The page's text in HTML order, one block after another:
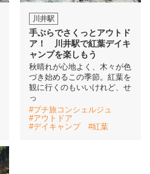
川井駅
手ぶらでさくっとアウトド
ア！ 川井駅で紅葉デイキ
ャンプを楽しもう
秋晴れが心地よく、木々が色
づき始めるこの季節。紅葉を
観に行くのもいいけれど、せ
っ
#プチ旅コンシェルジュ
#アウトドア
#デイキャンプ
#紅葉